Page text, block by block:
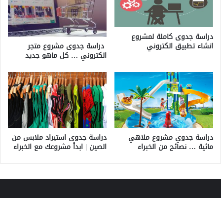
دراسة جدوى كاملة لمشروع
انشاء تطبيق الكتروني دراسة جدوى مشروع متجر
الكتروني … كل ماهو جديد
دراسة جدوي مشروع ملاهي
مائية … نصائح من الخبراء
دراسة جدوى استيراد ملابس من
الصين | ابدأ مشروعك مع الخبراء